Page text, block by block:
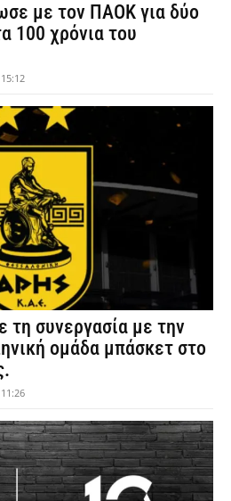
με τον ΠΑΟΚ για δύο
100 χρόνια του
τη συνεργασία με την
ομάδα μπάσκετ στο